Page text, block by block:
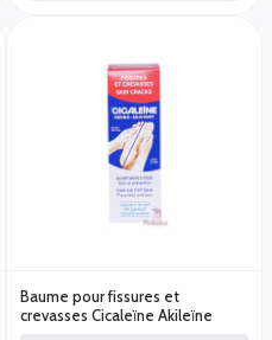
Baume pour fissures et
crevasses Cicaleïne Akileïne